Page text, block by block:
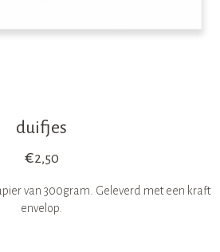
duifjes
€2,50
van 300gram. Geleverd met een kraft
envelop.